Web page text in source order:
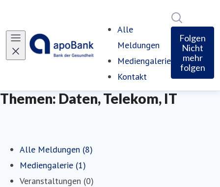
Alle
Meldungen
Mediengalerie
Kontakt
Folgen
Nicht
mehr
folgen
Themen: Daten, Telekom, IT
Alle Meldungen (8)
Mediengalerie (1)
Veranstaltungen (0)